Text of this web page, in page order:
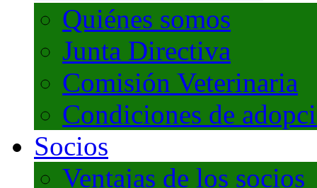
Quiénes somos
Junta Directiva
Comisión Veterinaria
Condiciones de
Socios
Ventajas de los socios